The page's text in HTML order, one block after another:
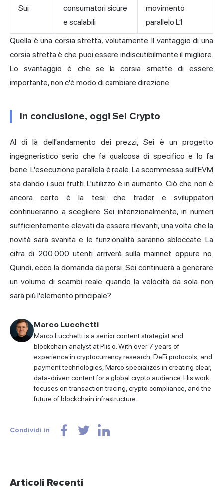
Sui
consumatori sicure
e scalabili
movimento
parallelo L1
Quella è una corsia stretta, volutamente. Il vantaggio di una
corsia stretta è che puoi essere indiscutibilmente il migliore.
Lo svantaggio è che se la corsia smette di essere
importante, non c'è modo di cambiare direzione.
In conclusione, oggi Sei Crypto
Al di là dell'andamento dei prezzi, Sei è un progetto
ingegneristico serio che fa qualcosa di specifico e lo fa
bene. L'esecuzione parallela è reale. La scommessa sull'EVM
sta dando i suoi frutti. L'utilizzo è in aumento. Ciò che non è
ancora certo è la tesi: che trader e sviluppatori
continueranno a scegliere Sei intenzionalmente, in numeri
sufficientemente elevati da essere rilevanti, una volta che la
novità sarà svanita e le funzionalità saranno sbloccate. La
cifra di 200.000 utenti arriverà sulla mainnet oppure no.
Quindi, ecco la domanda da porsi: Sei continuerà a generare
un volume di scambi reale quando la velocità da sola non
sarà più l'elemento principale?
Marco Lucchetti
Marco Lucchetti is a senior content strategist and
blockchain analyst at Plisio. With over 7 years of
experience in cryptocurrency research, DeFi protocols, and
payment technologies, Marco specializes in creating clear,
data-driven content for a global crypto audience. His work
focuses on transaction tracing, crypto compliance, and the
future of blockchain infrastructure.
Condividi in
Articoli Recenti